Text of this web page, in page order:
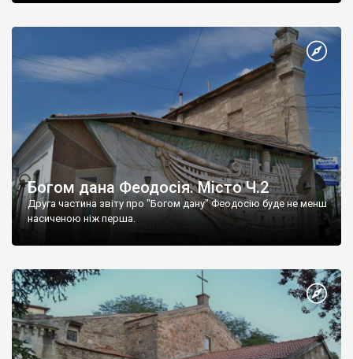
Богом дана Феодосія. Місто Ч.2
Друга частина звіту про "Богом дану" Феодосію буде не менш
насиченою ніж перша.